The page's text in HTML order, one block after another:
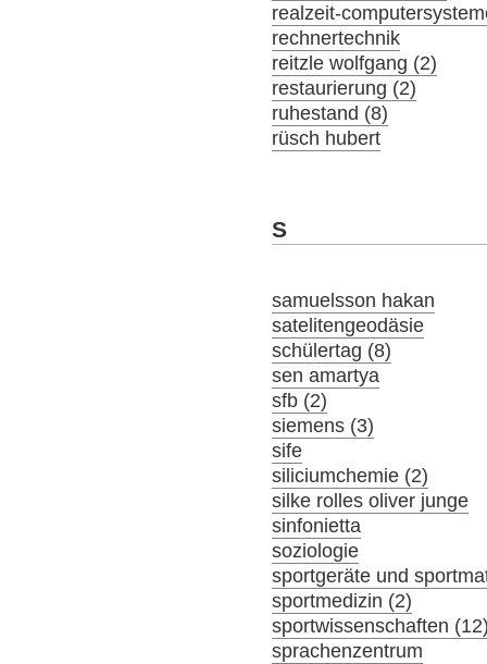
realzeit-
rechnertechnik
reitzle wolfgang (2)
restaurierung (2)
ruhestand (8)
rüsch hubert
S
samuelsson hakan
satelitengeodäsie
schülertag (8)
sen amartya
sfb (2)
siemens (3)
sife
siliciumchemie (2)
silke rolles oliver junge
sinfonietta
soziologie
sportgeräte und
sportmedizin (2)
sportwissenschaften
sprachenzentrum